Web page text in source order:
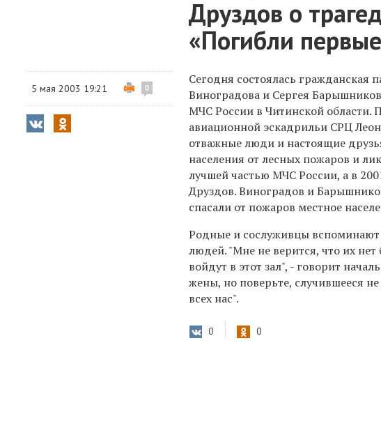
Друздов о
«Погибли
5 мая 2003 19:21 0
Сегодня состоялась гражданская
Виноградова и Сергея
МЧС России в Читинской области.
авиационной эскадрильи СРЦ
отважные люди и настоящие
населения от лесных пожаров и
лучшей частью МЧС России, а в
Друздов. Виноградов и
спасали от пожаров местное
Родные и сослуживцы вспоминают
людей. "Мне не верится, что их нет
войдут в этот зал", - говорит
жены, но поверьте, случившееся
всех нас".
0 0